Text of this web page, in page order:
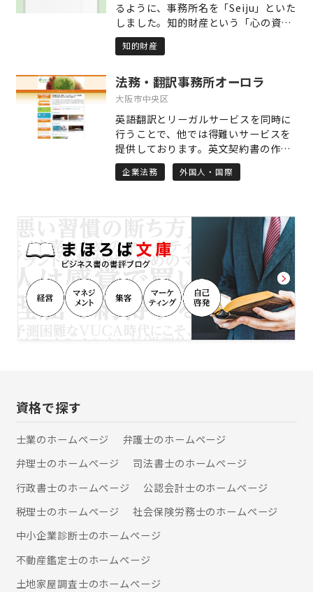
軽に相談できる環境づくり」 私たち
は、数多くの労務問題、離婚・相続等
家事事件を解決に導いている一方で、
損害保険会社と提携して交通事故事案
を数多く取り扱っている経験から、交
通事故事案実務に自信があります。 ま
た、労働事件についても多くの経験を
有し、強みを有しております。 さら
に、刑事事件についても多くの事例を
取り扱っています。 ご相談者様の幅広
いお悩み事を法的に整理し、解決する
ことが私たちの目的です。 ○コンセプ
早ければ、解決が容易であったケース
が枚挙に暇がありません。 あるべきゴ
ールあるいは妥結点を見据えて、適切
な打ち手を出し続けていくこと。そう
してご相談者様を導きながら歩みを共
にすることが私たちの役割です。
るように、事務所名を「Seiju」といた
しました。知的財産という「心の資
産」を扱うには「誠意」が最も大切で
す。クライアント様の業績が「樹木」
ことを祈念して、誠実に業務に取り組
みます。気づきを促す研修の実施、マ
願、経営者の皆様への知財サポート等
により、クライアント様の潜在力を生
かすことを心がけています。
知的財産
法務・翻訳事務所オーロラ
大阪市中央区
英語翻訳とリーガルサービスを同時に
行うことで、他では得難いサービスを
提供しております。英文契約書の作成
（ドラフト）、英語によるビザのアド
バイスなどがその一例です。契約書の
に活かされるというように、業務間で
相乗効果が生み出されて日々価値を高
めている当事務所が、ビジネス促進、
問題解決などにご協力します。
企業法務 外国人・国際
資格で探す
士業のホームぺージ
弁護士のホームぺージ
弁理士のホームぺージ
司法書士のホームぺージ
行政書士のホームぺージ
公認会計士のホームぺージ
税理士のホームぺージ
社会保険労務士のホームぺージ
中小企業診断士のホームぺージ
不動産鑑定士のホームぺージ
土地家屋調査士のホームぺージ